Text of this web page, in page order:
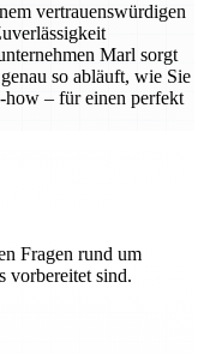
vertrauenswürdigen
Marl sorgt
so abläuft, wie Sie
how – für einen perfekt
Fragen rund um
vorbereitet sind.